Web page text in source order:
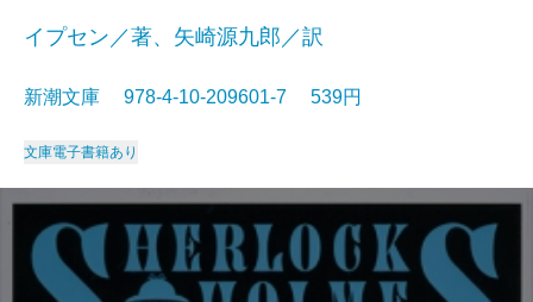
イプセン／著、矢崎源九郎／訳
新潮文庫 978-4-10-209601-7 539円
文庫電子書籍あり